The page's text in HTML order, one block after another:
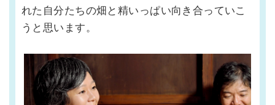
れた自分たちの畑と精いっぱい向き合っていこ
うと思います。